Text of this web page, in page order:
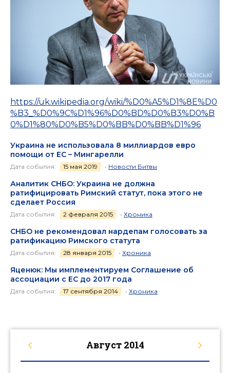
https://uk.wikipedia.org/wiki/%D0%A5%D1%8E%D0
%B3_%D0%9C%D1%96%D0%BD%D0%B3%D0%B
0%D1%80%D0%B5%D0%BB%D0%BB%D1%96
Украина не использовала 8 миллиардов евро
помощи от ЕС – Мингарелли
Дата события: 15 мая 2019 • Новости Битвы
Аналитик СНБО: Украина не должна
ратифицировать Римский статут, пока этого не
сделает Россия
Дата события: 2 февраля 2015 • Хроника
СНБО не рекомендовал нардепам голосовать за
ратификацию Римского статута
Дата события: 28 января 2015 • Хроника
Яценюк: Мы имплементируем Соглашение об
ассоциации с ЕС до 2017 года
Дата события: 17 сентября 2014 • Хроника
Август 2014